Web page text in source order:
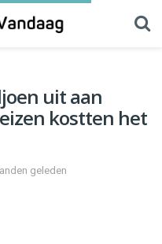
uit aan
kostten het
geleden